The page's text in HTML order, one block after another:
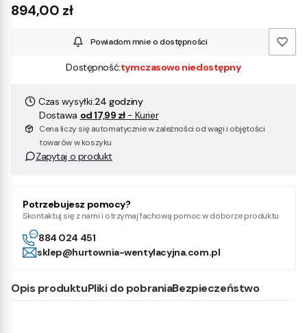
Cena
894,00 zł
Powiadom mnie o dostępności
Dostępność:tymczasowo niedostępny
Czas wysyłki:24 godziny
Dostawa od 17,99 zł - Kurier
Cena liczy się automatycznie w zależności od wagi i objętości
towarów w koszyku
Zapytaj o produkt
Potrzebujesz pomocy?
Skontaktuj się z nami i otrzymaj fachową pomoc w doborze produktu
884 024 451
sklep@hurtownia-wentylacyjna.com.pl
Opis produktuPliki do pobraniaBezpieczeństwo